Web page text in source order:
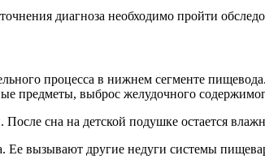
диагноза необходимо пройти
процесса в нижнем сегменте
предметы, выброс желудочного
сна на детской подушке остается
Ее вызывают другие недуги системы